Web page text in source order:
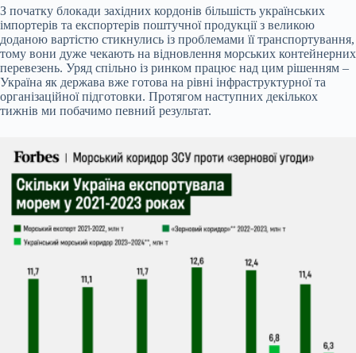
З початку блокади західних кордонів більшість українських
імпортерів та експортерів поштучної продукції з великою
доданою вартістю стикнулись із проблемами її транспортування,
тому вони дуже чекають на відновлення морських контейнерних
перевезень. Уряд спільно із ринком працює над цим рішенням –
Україна як держава вже готова на рівні інфраструктурної та
організаційної підготовки. Протягом наступних декількох
тижнів ми побачимо певний результат.